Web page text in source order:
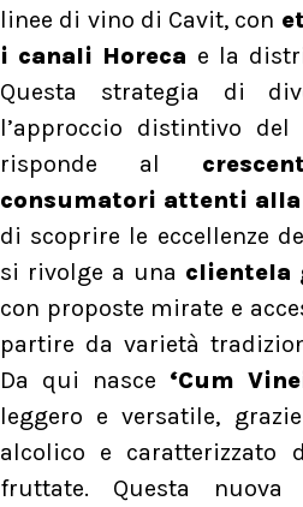
linee di vino di Cavit, con
i canali Horeca e la
Questa strategia di
l’approccio distintivo
risponde al
consumatori attenti
di scoprire le eccellenze
si rivolge a una clientela
con proposte mirate e
partire da varietà
Da qui nasce ‘Cum
leggero e versatile,
alcolico e caratterizzato
fruttate. Questa